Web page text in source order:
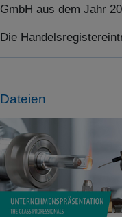
GmbH aus dem Jahr
Die
Dateien